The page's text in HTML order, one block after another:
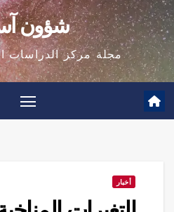
شؤون
مجلة مركز الدراسات
أخبار